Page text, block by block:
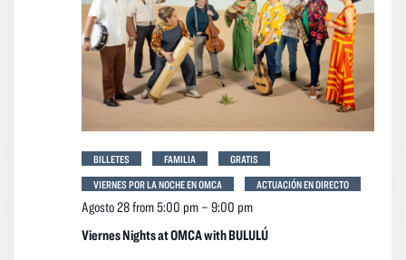
Viernes Nights at OMCA with BULULÚ
Agosto 28 from 5:00 pm– 9:00 pm
BILLETES FAMILIA
GRATIS
VIERNES POR LA NOCHE EN OMCA
ACTUACIÓN EN DIRECTO